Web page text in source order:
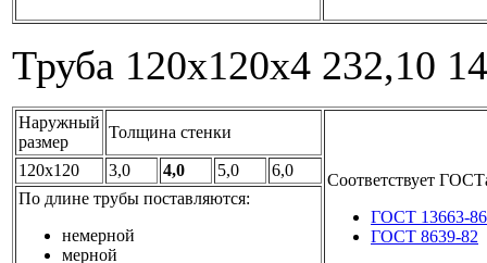
Труба 120x120x4 232,10
Наружный
размер
Толщина стенки
Соответствует
ГОСТ 13663-86
ГОСТ 8639-82
120x120 3,0 4,0 5,0
6,0
По длине трубы поставляются:
немерной
мерной